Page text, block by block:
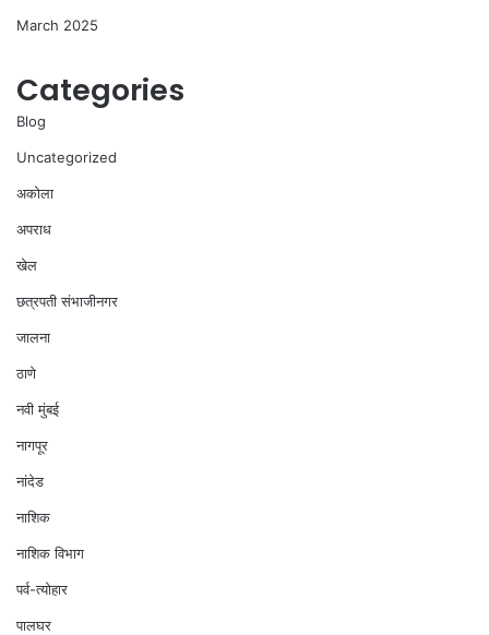
March 2025
Categories
Blog
Uncategorized
अकोला
अपराध
खेल
छत्रपती संभाजीनगर
जालना
ठाणे
नवी मुंबई
नागपूर
नांदेड
नाशिक
नाशिक विभाग
पर्व-त्योहार
पालघर